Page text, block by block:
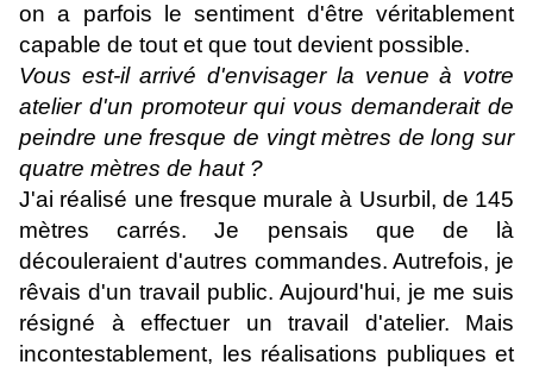
on a parfois le sentiment d'être véritablement
capable de tout et que tout devient possible.
Vous est-il arrivé d'envisager la venue à votre
atelier d'un promoteur qui vous demanderait de
peindre une fresque de vingt mètres de long sur
quatre mètres de haut ?
J'ai réalisé une fresque murale à Usurbil, de 145
mètres carrés. Je pensais que de là
découleraient d'autres commandes. Autrefois, je
rêvais d'un travail public. Aujourd'hui, je me suis
résigné à effectuer un travail d'atelier. Mais
incontestablement, les réalisations publiques et